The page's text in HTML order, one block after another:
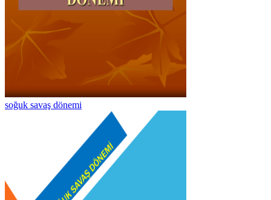
soğuk savaş dönemi